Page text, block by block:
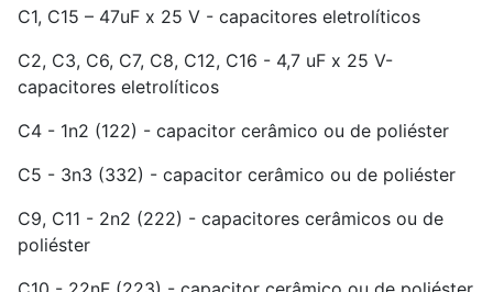
C1, C15 – 47uF x 25 V - capacitores eletrolíticos
C2, C3, C6, C7, C8, C12, C16 - 4,7 uF x 25 V-
capacitores eletrolíticos
C4 - 1n2 (122) - capacitor cerâmico ou de poliéster
C5 - 3n3 (332) - capacitor cerâmico ou de poliéster
C9, C11 - 2n2 (222) - capacitores cerâmicos ou de
poliéster